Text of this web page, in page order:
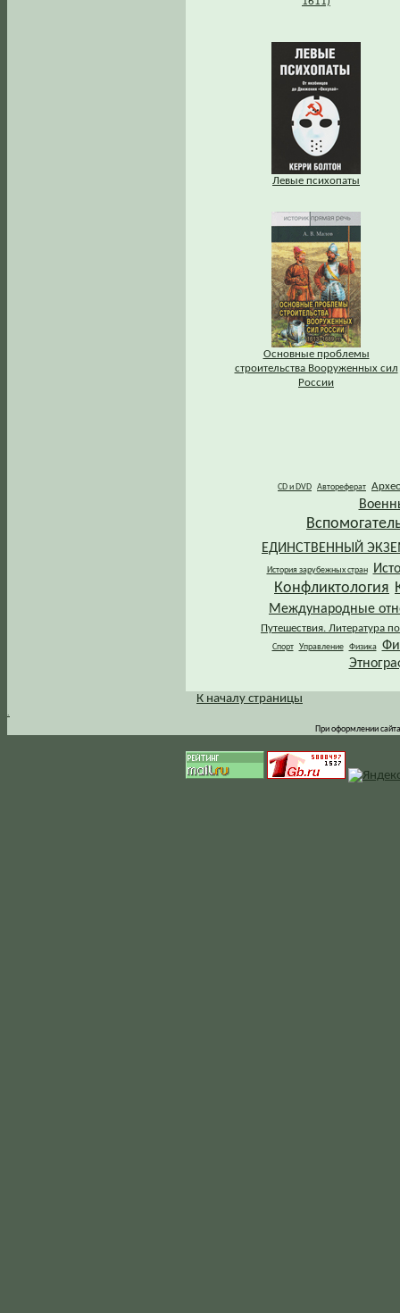
Левые психопаты
Основные проблемы
строительства Вооруженных сил
России
CD и DVD Автореферат
ЕДИНСТВЕННЫЙ
История зарубежных стран
Конфликтология
Международные
Путешествия. Литература
Спорт Управление Физика
.
К началу страницы
При оформлении